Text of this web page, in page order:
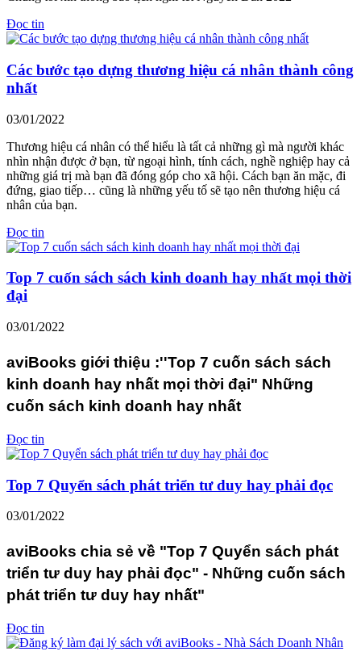
Đọc tin
Các bước tạo dựng thương hiệu cá nhân thành công
nhất
03/01/2022
Thương hiệu cá nhân có thể hiểu là tất cả những gì mà người khác
nhìn nhận được ở bạn, từ ngoại hình, tính cách, nghề nghiệp hay cả
những giá trị mà bạn đã đóng góp cho xã hội. Cách bạn ăn mặc, đi
đứng, giao tiếp… cũng là những yếu tố sẽ tạo nên thương hiệu cá
nhân của bạn.
Đọc tin
Top 7 cuốn sách sách kinh doanh hay nhất mọi thời
đại
03/01/2022
aviBooks giới thiệu :''Top 7 cuốn sách sách
kinh doanh hay nhất mọi thời đại" Những
cuốn sách kinh doanh hay nhất
Đọc tin
Top 7 Quyển sách phát triển tư duy hay phải đọc
03/01/2022
aviBooks chia sẻ về "Top 7 Quyển sách phát
triển tư duy hay phải đọc" - Những cuốn sách
phát triển tư duy hay nhất"
Đọc tin